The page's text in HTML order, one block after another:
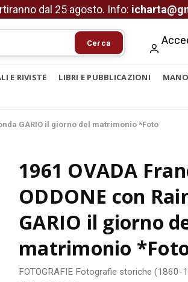
dal 25 agosto. Info:
Cerca
E RIVISTE LIBRI E PUBBLICAZIONI
GARIO il giorno del matrimonio *Foto
1961 OVADA
ODDONE con
GARIO il giorno
matrimonio
FOTOGRAFIE Fotografie storiche (1860-